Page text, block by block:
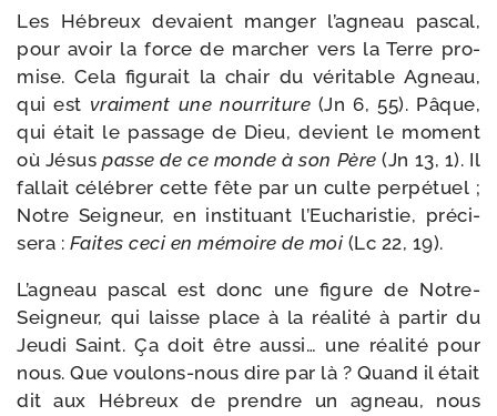
Les Hébreux devaient man­ger l’agneau pas­cal,
pour avoir la force de mar­cher vers la Terre pro­
mise. Cela figu­rait la chair du véri­table Agneau,
qui est vrai­ment une nour­ri­ture (Jn 6, 55). Pâque,
qui était le pas­sage de Dieu, devient le moment
où Jésus passe de ce monde à son Père (Jn 13, 1). Il
fal­lait célé­brer cette fête par un culte per­pé­tuel ;
Notre Seigneur, en ins­ti­tuant l’Eucharistie, pré­ci­
se­ra : Faites ceci en mémoire de moi (Lc 22, 19).
L’agneau pas­cal est donc une figure de Notre-​
Seigneur, qui laisse place à la réa­li­té à par­tir du
Jeudi Saint. Ça doit être aus­si… une réa­li­té pour
nous. Que voulons-​nous dire par là ? Quand il était
dit aux Hébreux de prendre un agneau, nous